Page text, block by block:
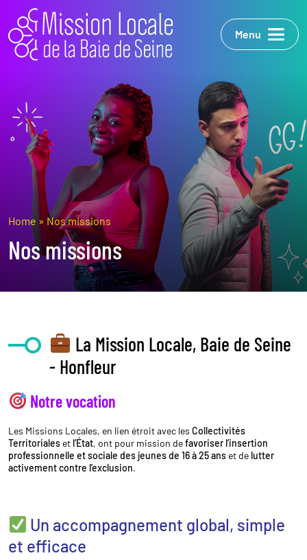
Menu
Home » Nos missions
Nos missions
La Mission Locale, Baie de Seine
- Honfleur
Notre vocation
Les Missions Locales, en lien étroit avec les Collectivités
Territoriales et l’État, ont pour mission defavoriser l’insertion
professionnelle et sociale des jeunes de 16 à 25 ans et de lutter
activement contre l’exclusion.
Un accompagnement global, simple
et efficace